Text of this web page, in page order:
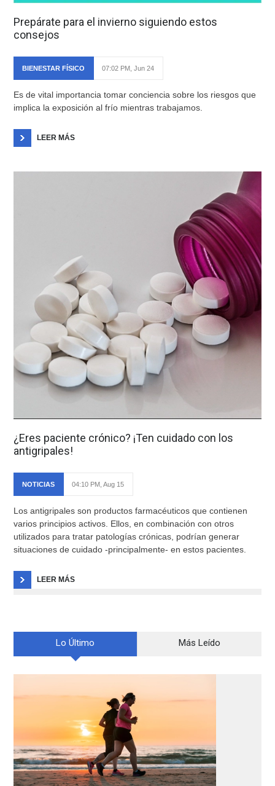
Prepárate para el invierno siguiendo estos
consejos
BIENESTAR FÍSICO 07:02 PM, Jun 24
Es de vital importancia tomar conciencia sobre los riesgos que
implica la exposición al frío mientras trabajamos.
LEER MÁS
¿Eres paciente crónico? ¡Ten cuidado con los
antigripales!
NOTICIAS 04:10 PM, Aug 15
Los antigripales son productos farmacéuticos que contienen
varios principios activos. Ellos, en combinación con otros
utilizados para tratar patologías crónicas, podrían generar
situaciones de cuidado -principalmente- en estos pacientes.
LEER MÁS
Lo Último Más Leído